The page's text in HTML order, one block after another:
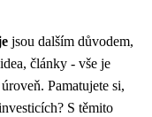
jsou dalším důvodem,
články - vše je
Pamatujete si,
S těmito